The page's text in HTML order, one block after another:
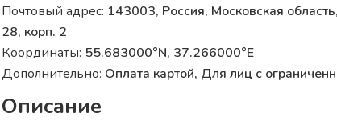
Почтовый адрес: 143003, Россия, Московская
28, корп. 2
Координаты: 55.683000°N, 37.266000°E
Дополнительно: Оплата картой, Для лиц с
Описание